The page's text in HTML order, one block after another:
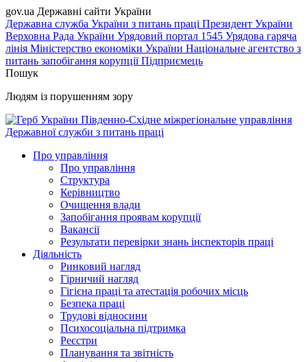
gov.ua Державні сайти України
Державна служба України з питань праці Президент України
Верховна Рада України Урядовий портал 1545 Урядова гаряча
лінія Міністерство економіки України Національне агентство з
питань запобігання корупціїПідприємець
Пошук
Людям із порушенням зору
Південно-Східне міжрегіональне управління
Державної служби з питань праці
Про управління
Про управління
Структура
Керівництво
Очищення влади
Запобігання проявам корупції
Вакансії
Результати перевірки знань інспекторів праці
Діяльність
Ринковий нагляд
Гірничий нагляд
Гігієна праці та атестація робочих місць
Безпека праці
Трудові відносини
Психосоціальна підтримка
Реєстри
Планування та звітність